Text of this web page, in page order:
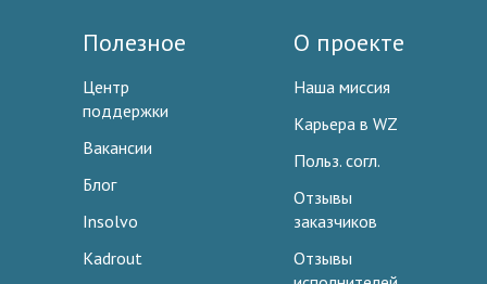
Полезное
Центр
поддержки
Вакансии
Блог
Insolvo
Kadrout
О проекте
Наша миссия
Карьера в WZ
Польз. согл.
Отзывы
заказчиков
Отзывы